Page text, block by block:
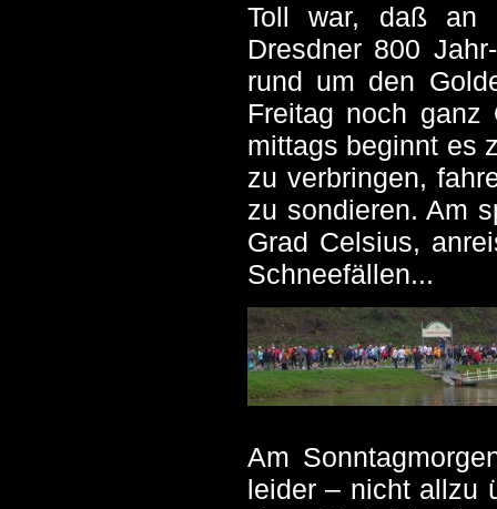
Toll war, daß an
Dresdner 800
rund um den
Freitag noch ganz
mittags beginnt es
zu verbringen,
zu sondieren. Am
Grad Celsius,
Schneefällen...
Am
leider – nicht allzu